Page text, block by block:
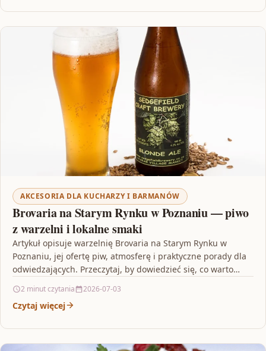
AKCESORIA DLA KUCHARZY I BARMANÓW
Brovaria na Starym Rynku w Poznaniu — piwo
z warzelni i lokalne smaki
Artykuł opisuje warzelnię Brovaria na Starym Rynku w
Poznaniu, jej ofertę piw, atmosferę i praktyczne porady dla
odwiedzających. Przeczytaj, by dowiedzieć się, co warto…
2 minut czytania 2026-07-03
Czytaj więcej